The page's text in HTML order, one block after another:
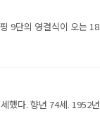
9단의 영결식이 오는 18
했다. 향년 74세. 1952년